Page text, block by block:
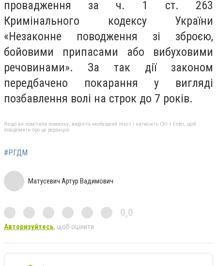
провадження за ч. 1 ст. 263
Кримінального кодексу України
«Незаконне поводження зі зброєю,
бойовими припасами або вибуховими
речовинами». За так дії законом
передбачено покарання у вигляді
позбавлення волі на строк до 7 років.
Якщо ви помітили помилку, виділіть необхідний текст і натисніть Ctrl + Enter, щоб
повідомити про це редакцію
#РГДМ
Матусевич Артур Вадимович
0,0
Авторизуйтесь, щоб оцінити